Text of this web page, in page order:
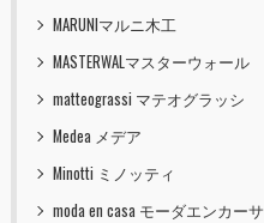
MARUNIマルニ木工
MASTERWALマスターウォール
matteograssi マテオグラッシ
Medea メデア
Minotti ミノッティ
moda en casa モーダエンカーサ